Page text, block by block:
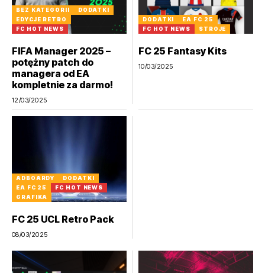
BEZ KATEGORII
DODATKI
EDYCJE RETRO
FC HOT NEWS
FIFA Manager 2025 –
potężny patch do
managera od EA
kompletnie za darmo!
12/03/2025
DODATKI
EA FC 25
FC HOT NEWS
STROJE
FC 25 Fantasy Kits
10/03/2025
ADBOARDY
DODATKI
EA FC 25
FC HOT NEWS
GRAFIKA
FC 25 UCL Retro Pack
08/03/2025